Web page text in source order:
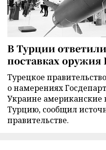
В Турции
поставках оружия
Турецкое
о намерениях
Украине американские
Турцию, сообщил
правительстве.